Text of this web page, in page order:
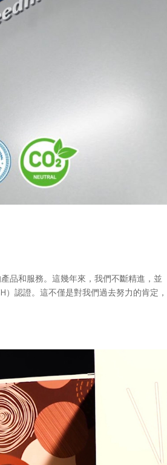
品和服務。這幾年來，我們不斷精進，並
認證。這不僅是對我們過去努力的肯定，